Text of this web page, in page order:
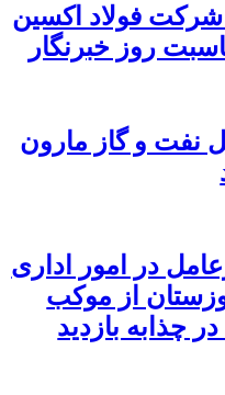
شرکت فولاد اکسین
روز خبرنگار
نفت و گاز مارون
در امور اداری
از موکب
چذابه بازدید